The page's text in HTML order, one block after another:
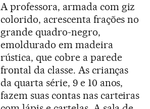
A professora, armada com giz
colorido, acrescenta frações no
grande quadro-negro,
emoldurado em madeira
rústica, que cobre a parede
frontal da classe. As crianças
da quarta série, 9 e 10 anos,
fazem suas contas nas carteiras